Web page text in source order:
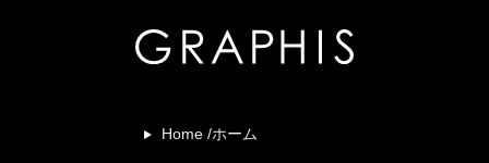
Home /ホーム